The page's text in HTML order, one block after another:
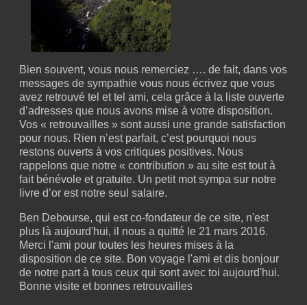
Bien souvent, vous nous remerciez …. de fait, dans vos
messages de sympathie vous nous écrivez que vous
avez retrouvé tel et tel ami, cela grâce à la liste ouverte
d’adresses que nous avons mise à votre disposition.
Vos « retrouvailles » sont aussi une grande satisfaction
pour nous. Rien n’est parfait, c’est pourquoi nous
restons ouverts à vos critiques positives. Nous
rappelons que notre « contribution » au site est tout à
fait bénévole et gratuite. Un petit mot sympa sur notre
livre d’or est notre seul salaire.
Ben Debourse, qui est co-fondateur de ce site, n'est
plus là aujourd'hui, il nous a quitté le 21 mars 2016.
Merci l'ami pour toutes les heures mises à la
disposition de ce site. Bon voyage l'ami et dis bonjour
de notre part à tous ceux qui sont avec toi aujourd'hui.
Bonne visite et bonnes retrouvailles